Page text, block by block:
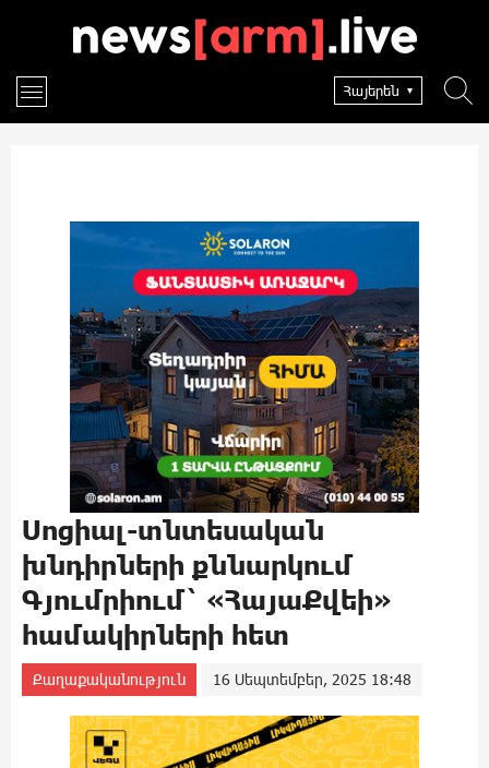
Հայերեն
Սոցիալ-տնտեսական
խնդիրների քննարկում
Գյումրիում` «ՀայաՔվեի»
համակիրների հետ
Քաղաքականություն 16 Սեպտեմբեր, 2025 18:48